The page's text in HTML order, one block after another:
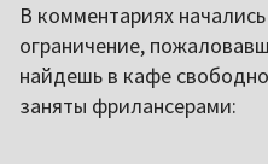
В комментариях
ограничение,
найдешь в кафе
заняты фрилансерами: